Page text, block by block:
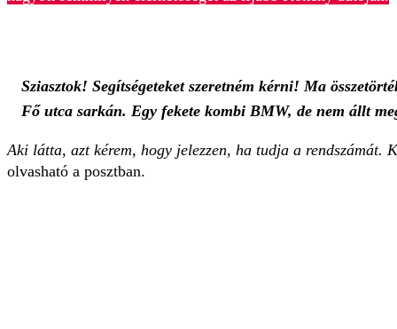
Sziasztok! Segítségeteket szeretném kérni! Ma
Fő utca sarkán. Egy fekete kombi BMW, de nem állt
Aki látta, azt kérem, hogy jelezzen, ha tudja a rendszámát.
olvasható a posztban.